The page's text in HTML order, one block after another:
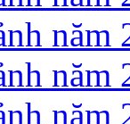
năm
năm
năm